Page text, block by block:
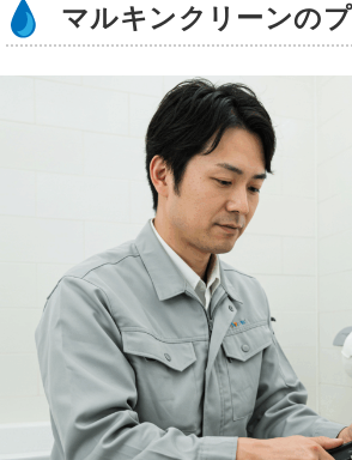
マルキンクリーンの